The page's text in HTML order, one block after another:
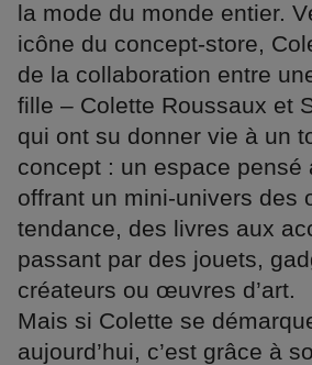
la mode du monde entier.
icône du concept-store,
de la collaboration entre
fille – Colette Roussaux et
qui ont su donner vie à un
concept : un espace pensé
offrant un mini-univers des
tendance, des livres aux
passant par des jouets,
créateurs ou œuvres d’art.
Mais si Colette se
aujourd’hui, c’est grâce à